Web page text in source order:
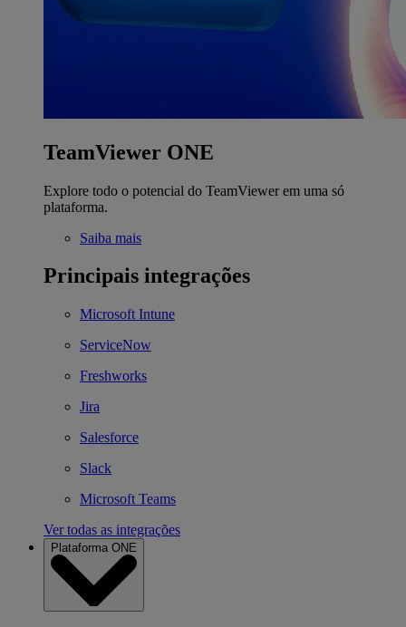
TeamViewer ONE
Explore todo o potencial do TeamViewer em uma só
plataforma.
Saiba mais
Principais integrações
Microsoft Intune
ServiceNow
Freshworks
Jira
Salesforce
Slack
Microsoft Teams
Ver todas as integrações
Plataforma ONE